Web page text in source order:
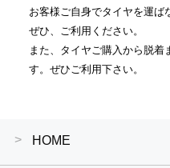
お客様ご自身でタイヤを運ば
ぜひ、ご利用ください。
また、タイヤご購入から脱着
す。ぜひご利用下さい。
HOME